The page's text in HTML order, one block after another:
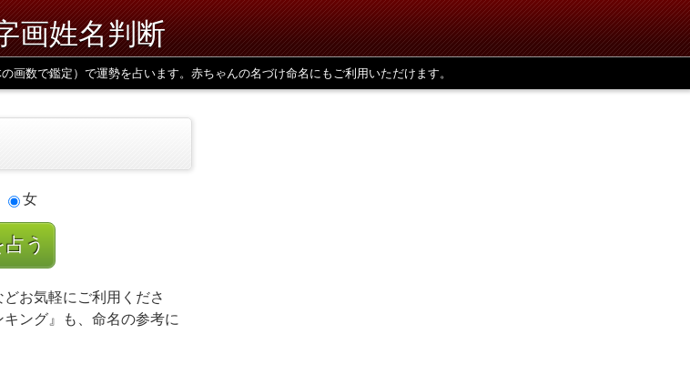
画姓名判断
画数で鑑定）で運勢を占います。赤ちゃんの名づけ命名にもご利用いただけます。
女
お気軽にご利用くださ
ング』も、命名の参考に